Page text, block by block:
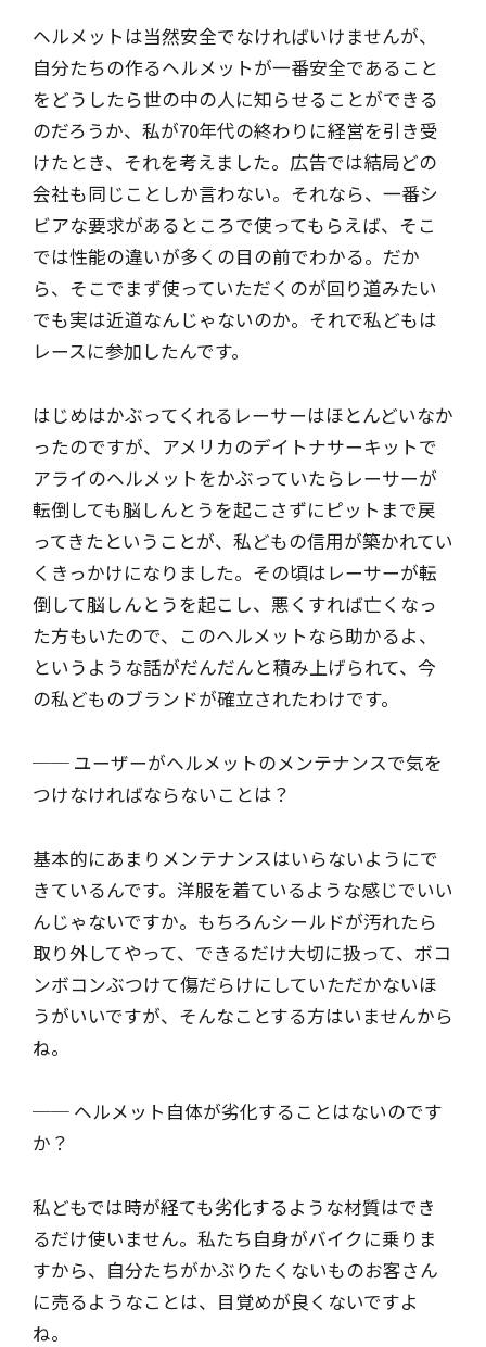
ヘルメットは当然安全でなければいけませんが、
自分たちの作るヘルメットが一番安全であること
をどうしたら世の中の人に知らせることができる
のだろうか、私が70年代の終わりに経営を引き受
けたとき、それを考えました。広告では結局どの
会社も同じことしか言わない。それなら、一番シ
ビアな要求があるところで使ってもらえば、そこ
では性能の違いが多くの目の前でわかる。だか
ら、そこでまず使っていただくのが回り道みたい
でも実は近道なんじゃないのか。それで私どもは
レースに参加したんです。
はじめはかぶってくれるレーサーはほとんどいなか
ったのですが、アメリカのデイトナサーキットで
アライのヘルメットをかぶっていたらレーサーが
転倒しても脳しんとうを起こさずにピットまで戻
ってきたということが、私どもの信用が築かれてい
くきっかけになりました。その頃はレーサーが転
倒して脳しんとうを起こし、悪くすれば亡くなっ
た方もいたので、このヘルメットなら助かるよ、
というような話がだんだんと積み上げられて、今
の私どものブランドが確立されたわけです。
── ユーザーがヘルメットのメンテナンスで気を
つけなければならないことは？
基本的にあまりメンテナンスはいらないようにで
きているんです。洋服を着ているような感じでいい
んじゃないですか。もちろんシールドが汚れたら
取り外してやって、できるだけ大切に扱って、ボコ
ンボコンぶつけて傷だらけにしていただかないほ
うがいいですが、そんなことする方はいませんから
ね。
── ヘルメット自体が劣化することはないのです
か？
私どもでは時が経ても劣化するような材質はでき
るだけ使いません。私たち自身がバイクに乗りま
すから、自分たちがかぶりたくないものお客さん
に売るようなことは、目覚めが良くないですよ
ね。